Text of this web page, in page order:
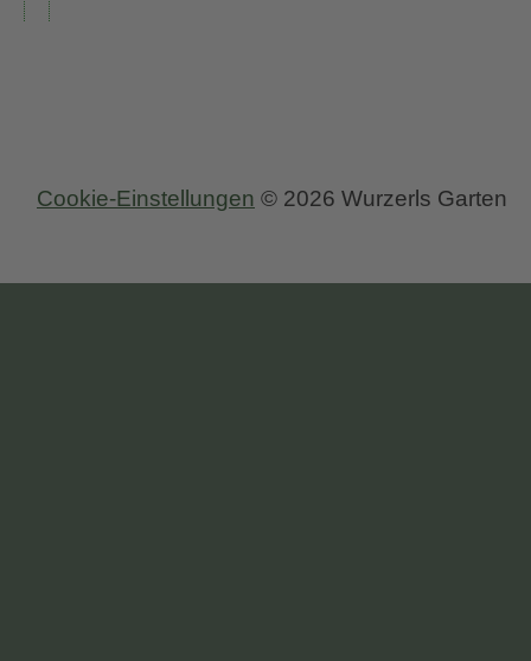
Cookie-Einstellungen © 2026 Wurzerls Garten